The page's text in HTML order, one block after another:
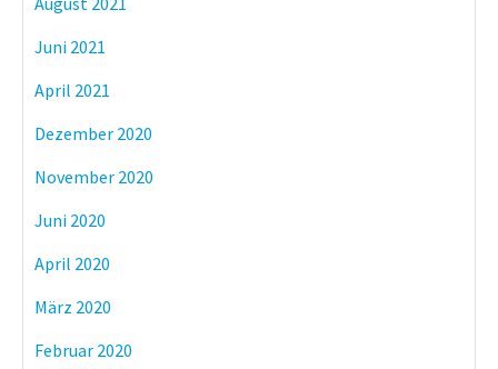
Juni 2021
April 2021
Dezember 2020
November 2020
Juni 2020
April 2020
März 2020
Februar 2020